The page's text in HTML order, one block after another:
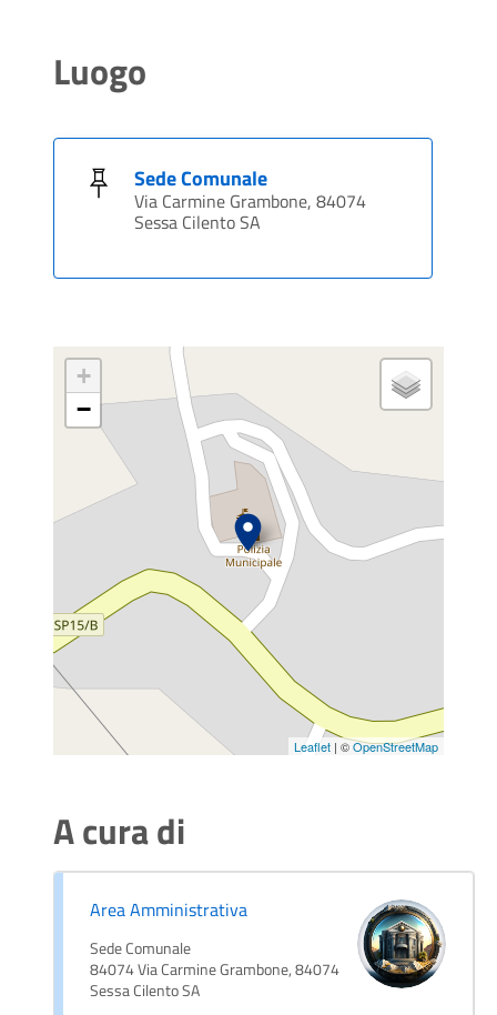
Luogo
Sede Comunale
Via Carmine Grambone, 84074
Sessa Cilento SA
+
−
Leaflet | ©OpenStreetMap
A cura di
Area Amministrativa
Sede Comunale
84074 Via Carmine Grambone, 84074
Sessa Cilento SA